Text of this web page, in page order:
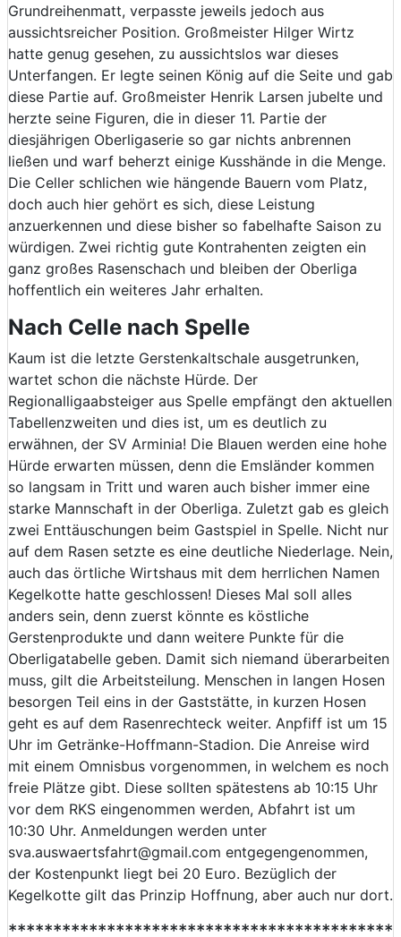
Grundreihenmatt, verpasste jeweils jedoch aus
aussichtsreicher Position. Großmeister Hilger Wirtz
hatte genug gesehen, zu aussichtslos war dieses
Unterfangen. Er legte seinen König auf die Seite und gab
diese Partie auf. Großmeister Henrik Larsen jubelte und
herzte seine Figuren, die in dieser 11. Partie der
diesjährigen Oberligaserie so gar nichts anbrennen
ließen und warf beherzt einige Kusshände in die Menge.
Die Celler schlichen wie hängende Bauern vom Platz,
doch auch hier gehört es sich, diese Leistung
anzuerkennen und diese bisher so fabelhafte Saison zu
würdigen. Zwei richtig gute Kontrahenten zeigten ein
ganz großes Rasenschach und bleiben der Oberliga
hoffentlich ein weiteres Jahr erhalten.
Nach Celle nach Spelle
Kaum ist die letzte Gerstenkaltschale ausgetrunken,
wartet schon die nächste Hürde. Der
Regionalligaabsteiger aus Spelle empfängt den aktuellen
Tabellenzweiten und dies ist, um es deutlich zu
erwähnen, der SV Arminia! Die Blauen werden eine hohe
Hürde erwarten müssen, denn die Emsländer kommen
so langsam in Tritt und waren auch bisher immer eine
starke Mannschaft in der Oberliga. Zuletzt gab es gleich
zwei Enttäuschungen beim Gastspiel in Spelle. Nicht nur
auf dem Rasen setzte es eine deutliche Niederlage. Nein,
auch das örtliche Wirtshaus mit dem herrlichen Namen
Kegelkotte hatte geschlossen! Dieses Mal soll alles
anders sein, denn zuerst könnte es köstliche
Gerstenprodukte und dann weitere Punkte für die
Oberligatabelle geben. Damit sich niemand überarbeiten
muss, gilt die Arbeitsteilung. Menschen in langen Hosen
besorgen Teil eins in der Gaststätte, in kurzen Hosen
geht es auf dem Rasenrechteck weiter. Anpfiff ist um 15
Uhr im Getränke-Hoffmann-Stadion. Die Anreise wird
mit einem Omnisbus vorgenommen, in welchem es noch
freie Plätze gibt. Diese sollten spätestens ab 10:15 Uhr
vor dem RKS eingenommen werden, Abfahrt ist um
10:30 Uhr. Anmeldungen werden unter
sva.auswaertsfahrt@gmail.com entgegengenommen,
der Kostenpunkt liegt bei 20 Euro. Bezüglich der
Kegelkotte gilt das Prinzip Hoffnung, aber auch nur dort.
*******************************************